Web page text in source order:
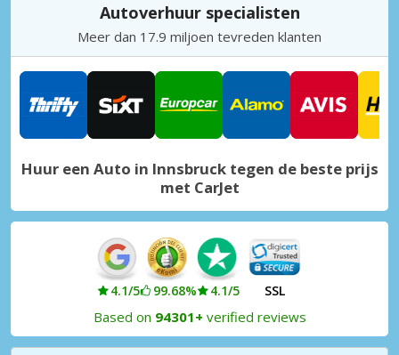
Autoverhuur specialisten
Meer dan 17.9 miljoen tevreden klanten
Huur een Auto in Innsbruck tegen de beste prijs
met CarJet
4.1/5 99.68% 4.1/5 SSL
Based on 94301+ verified reviews